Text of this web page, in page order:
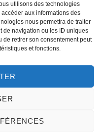
utilisons des technologies
aux informations des
nous permettra de traiter
de navigation ou les ID uniques
de retirer son consentement peut
et fonctions.